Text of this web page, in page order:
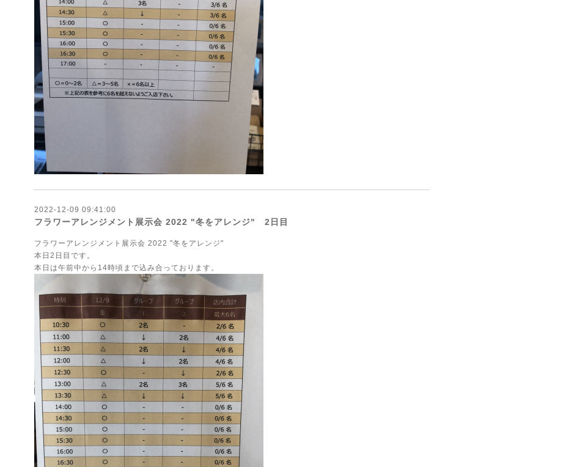
2022-12-09 09:41:00
フラワーアレンジメント展示会 2022 "冬をアレンジ" 2日目
フラワーアレンジメント展示会 2022 "冬をアレンジ"
本日2日目です。
本日は午前中から14時頃まで込み合っております。